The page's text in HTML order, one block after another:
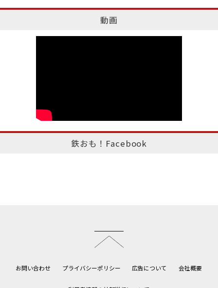
動画
鉄おも！Facebook
お問い合わせ プライバシーポリシー 広告について 会社概要